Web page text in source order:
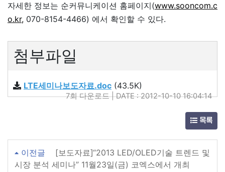
자세한 정보는 순커뮤니케이션 홈페이지(www.sooncom.c
o.kr, 070-8154-4466) 에서 확인할 수 있다.
첨부파일
LTE세미나보도자료.doc (43.5K)
7회 다운로드 | DATE : 2012-10-10 16:04:14
목록
이전글
[보도자료]“2013 LED/OLED기술 트렌드 및
시장 분석 세미나” 11월23일(금) 코엑스에서 개최